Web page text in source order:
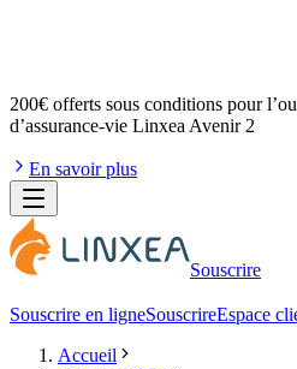
200€ offerts sous conditions pour
d’assurance-vie Linxea Avenir 2
En savoir plus
Souscrire
Souscrire en ligneSouscrireEspace
Accueil